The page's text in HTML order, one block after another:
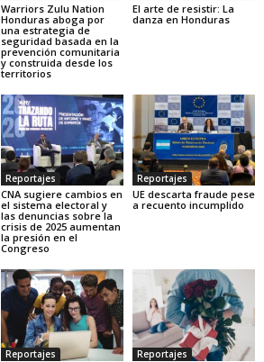
Warriors Zulu Nation
Honduras aboga por
una estrategia de
seguridad basada en la
prevención comunitaria
y construida desde los
territorios
El arte de resistir: La
danza en Honduras
Reportajes
CNA sugiere cambios en
el sistema electoral y
las denuncias sobre la
crisis de 2025 aumentan
la presión en el
Congreso
Reportajes
UE descarta fraude pese
a recuento incumplido
Reportajes Reportajes